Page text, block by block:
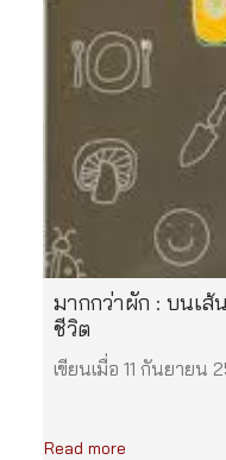
มากกว่าผัก : บนเส้
ชีวิต
เขียนเมื่อ 11 กันยาย
Read more